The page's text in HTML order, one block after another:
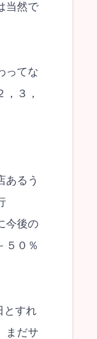
当然で
ってな
３，
あるう
今後の
５０％
とすれ
まだサ